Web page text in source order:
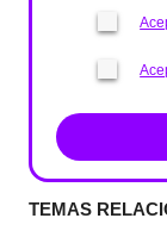
TEMAS